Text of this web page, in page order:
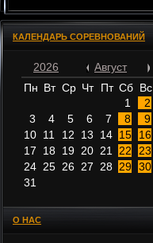
КАЛЕНДАРЬ СОРЕВНОВАНИЙ
2026
Август
Пн Вт Ср Чт Пт Сб Вс
1
2
3
4 5 6 7 8
9
10 11 12 13 14 15
16
17
18 19 20 21 22
23
24 25 26 27 28 29 30
31
О НАС